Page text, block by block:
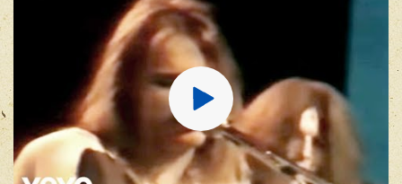
Отзыв *